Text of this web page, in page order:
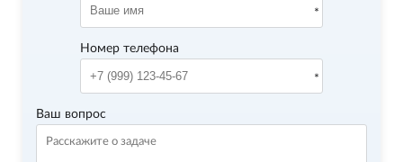
Номер телефона
Ваш вопрос